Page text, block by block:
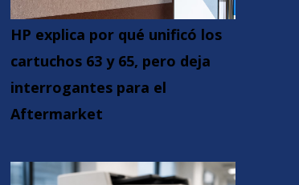
HP explica por qué unificó los
cartuchos 63 y 65, pero deja
interrogantes para el
Aftermarket